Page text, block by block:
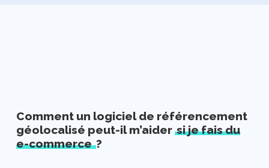
Comment un logiciel de référencement
géolocalisé peut-il m’aider si je fais du
e-commerce?